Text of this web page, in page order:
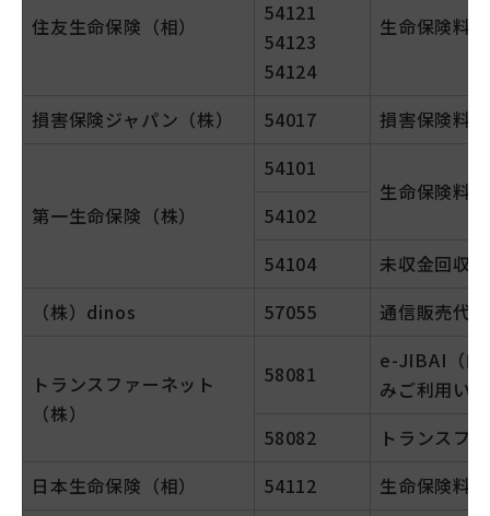
住友生命保険（相）
54121
54123
54124
生命保険料
損害保険ジャパン（株） 54017 損害保険料
第一生命保険（株）
54101
生命保険料
54102
54104
未収金回収等
（株）dinos
57055 通信販売代金
トランスファーネット
（株）
58081
e-JIBAI（自
みご利用い
58082
トランスフ
日本生命保険（相）
54112 生命保険料